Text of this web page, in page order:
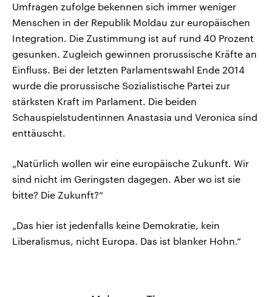
Umfragen zufolge bekennen sich immer weniger
Menschen in der Republik Moldau zur europäischen
Integration. Die Zustimmung ist auf rund 40 Prozent
gesunken. Zugleich gewinnen prorussische Kräfte an
Einfluss. Bei der letzten Parlamentswahl Ende 2014
wurde die prorussische Sozialistische Partei zur
stärksten Kraft im Parlament. Die beiden
Schauspielstudentinnen Anastasia und Veronica sind
enttäuscht.
„Natürlich wollen wir eine europäische Zukunft. Wir
sind nicht im Geringsten dagegen. Aber wo ist sie
bitte? Die Zukunft?“
„Das hier ist jedenfalls keine Demokratie, kein
Liberalismus, nicht Europa. Das ist blanker Hohn.“